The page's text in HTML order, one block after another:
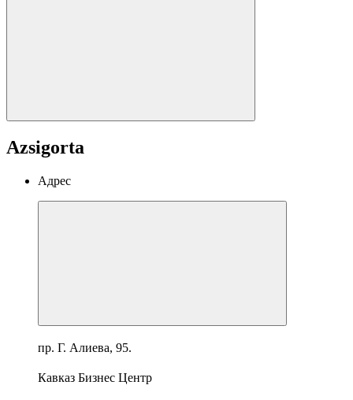
Azsigorta
Адрес
пр. Г. Алиева, 95.
Кавказ Бизнес Центр